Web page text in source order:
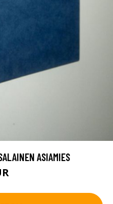
ASIAMIES